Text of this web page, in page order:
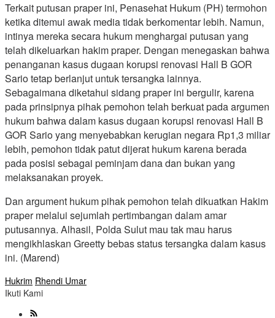
Terkait putusan praper ini, Penasehat Hukum (PH) termohon
ketika ditemui awak media tidak berkomentar lebih. Namun,
intinya mereka secara hukum menghargai putusan yang
telah dikeluarkan hakim praper. Dengan menegaskan bahwa
penanganan kasus dugaan korupsi renovasi Hall B GOR
Sario tetap berlanjut untuk tersangka lainnya.
Sebagaimana diketahui sidang praper ini bergulir, karena
pada prinsipnya pihak pemohon telah berkuat pada argumen
hukum bahwa dalam kasus dugaan korupsi renovasi Hall B
GOR Sario yang menyebabkan kerugian negara Rp1,3 miliar
lebih, pemohon tidak patut dijerat hukum karena berada
pada posisi sebagai peminjam dana dan bukan yang
melaksanakan proyek.
Dan argument hukum pihak pemohon telah dikuatkan Hakim
praper melalui sejumlah pertimbangan dalam amar
putusannya. Alhasil, Polda Sulut mau tak mau harus
mengikhlaskan Greetty bebas status tersangka dalam kasus
ini. (Marend)
Hukrim Rhendi Umar
Ikuti Kami